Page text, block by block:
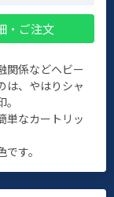
・ご注文
関係などヘビー
は、やはりシャ
単なカートリッ
す。